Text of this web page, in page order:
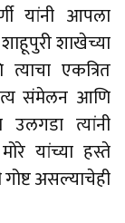
यांनी आपला
शाखेच्या
एकत्रित
संमेलन आणि
उलगडा त्यांनी
यांच्या हस्ते
असल्याचेही